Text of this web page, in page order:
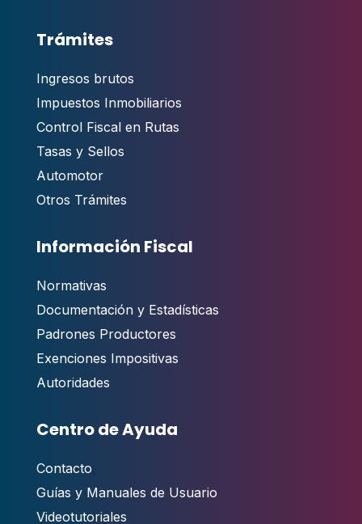
Trámites
Ingresos brutos
Impuestos Inmobiliarios
Control Fiscal en Rutas
Tasas y Sellos
Automotor
Otros Trámites
Información Fiscal
Normativas
Documentación y Estadísticas
Padrones Productores
Exenciones Impositivas
Autoridades
Centro de Ayuda
Contacto,
Guías y Manuales de Usuario
Videotutoriales